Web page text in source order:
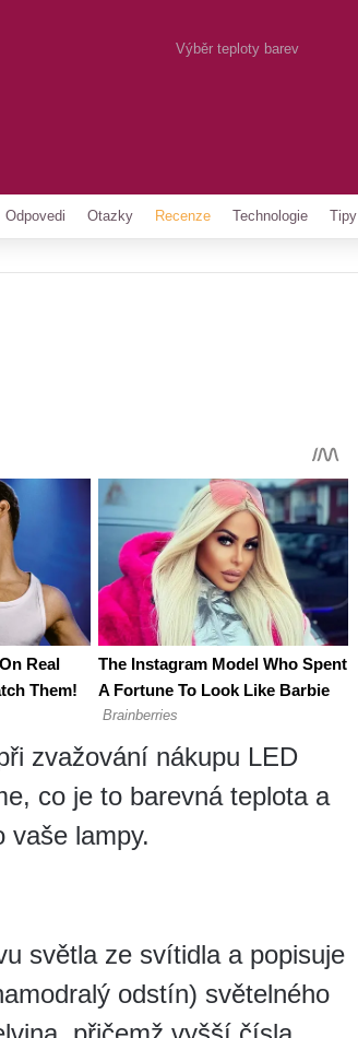
Výběr teploty barev
Odpovedi Otazky Recenze Technologie Tipy
zvažování nákupu LED
co je to barevná teplota a
vaše lampy.
světla ze svítidla a popisuje
odstín) světelného